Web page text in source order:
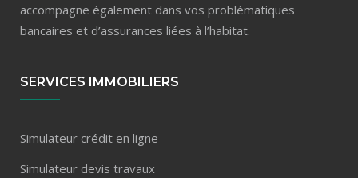
accompagne également dans vos problématiques
bancaires et d’assurances liées à l’habitat.
SERVICES IMMOBILIERS
Simulateur crédit en ligne
Simulateur devis travaux